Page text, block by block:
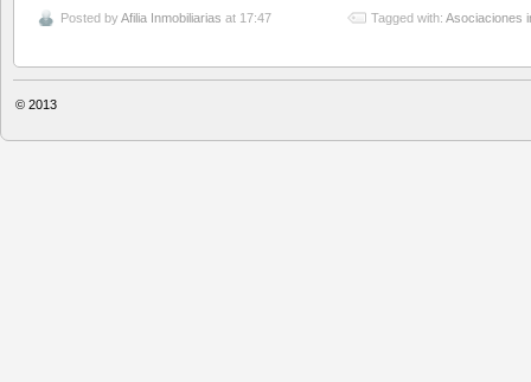
Posted byAfilia Inmobiliarias at 17:47 Tagged with: Asociaciones
© 2013